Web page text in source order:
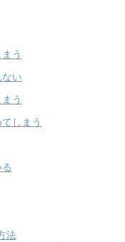
う
い
う
しまう
法